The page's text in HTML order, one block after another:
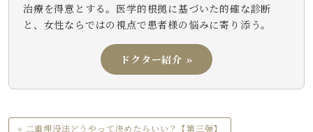
治療を得意とする。医学的根拠に基づいた的確な診断
と、女性ならではの視点で患者様の悩みに寄り添う。
ドクター紹介 »
« 二重埋没法どうやって決めたらいい？【第三弾】